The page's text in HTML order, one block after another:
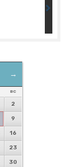
→
ВС
2
9
16
23
30